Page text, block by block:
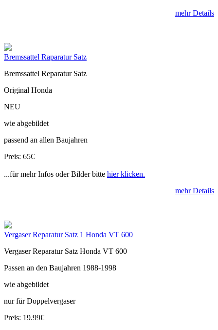
mehr Details
Bremssattel Raparatur Satz
Bremssattel Reparatur Satz
Original Honda
NEU
wie abgebildet
passend an allen Baujahren
Preis: 65€
...für mehr Infos oder Bilder bitte hier klicken.
mehr Details
Vergaser Reparatur Satz 1 Honda VT 600
Vergaser Reparatur Satz Honda VT 600
Passen an den Baujahren 1988-1998
wie abgebildet
nur für Doppelvergaser
Preis: 19.99€